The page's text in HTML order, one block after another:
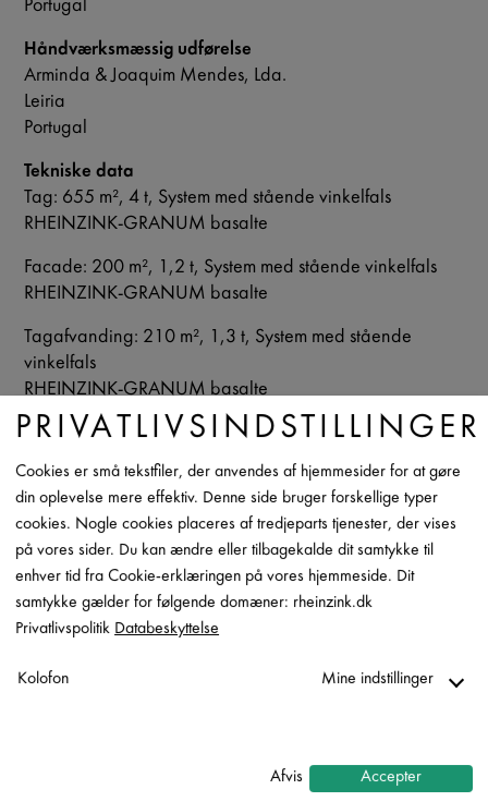
Portugal
Håndværksmæssig udførelse
Arminda & Joaquim Mendes, Lda.
Leiria
Portugal
Tekniske data
Tag: 655 m², 4 t, System med stående vinkelfals
RHEINZINK-GRANUM basalte
Facade: 200 m², 1,2 t, System med stående vinkelfals
RHEINZINK-GRANUM basalte
Tagafvanding: 210 m², 1,3 t, System med stående
vinkelfals
RHEINZINK-GRANUM basalte
Copyright foto
RHEINZINK
Datablade
Kontakt
PRIVATLIVSINDSTILLINGER
Cookies er små tekstfiler, der anvendes af hjemmesider for at gøre
din oplevelse mere effektiv. Denne side bruger forskellige typer
cookies. Nogle cookies placeres af tredjeparts tjenester, der vises
på vores sider. Du kan ændre eller tilbagekalde dit samtykke til
enhver tid fra Cookie-erklæringen på vores hjemmeside. Dit
samtykke gælder for følgende domæner: rheinzink.dk
Privatlivspolitik Databeskyttelse
Kolofon Mine indstillinger
Afvis Accepter